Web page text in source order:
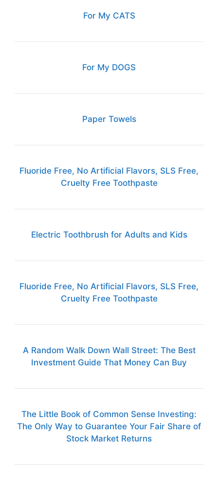
For My CATS
For My DOGS
Paper Towels
Fluoride Free, No Artificial Flavors, SLS Free,
Cruelty Free Toothpaste
Electric Toothbrush for Adults and Kids
Fluoride Free, No Artificial Flavors, SLS Free,
Cruelty Free Toothpaste
A Random Walk Down Wall Street: The Best
Investment Guide That Money Can Buy
The Little Book of Common Sense Investing:
The Only Way to Guarantee Your Fair Share of
Stock Market Returns